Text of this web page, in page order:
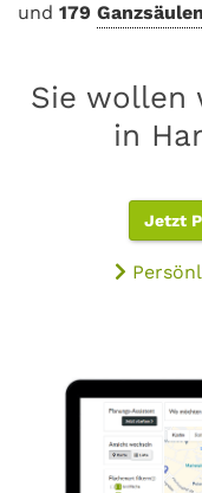
und 179 Ganzsäulen
Sie wollen
in
Jetzt